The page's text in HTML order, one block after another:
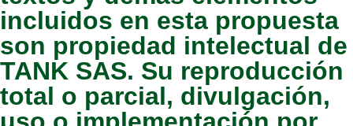
m
incluidos en esta propuesta
son propiedad intelectual de
TANK SAS. Su reproducción
total o parcial, divulgación,